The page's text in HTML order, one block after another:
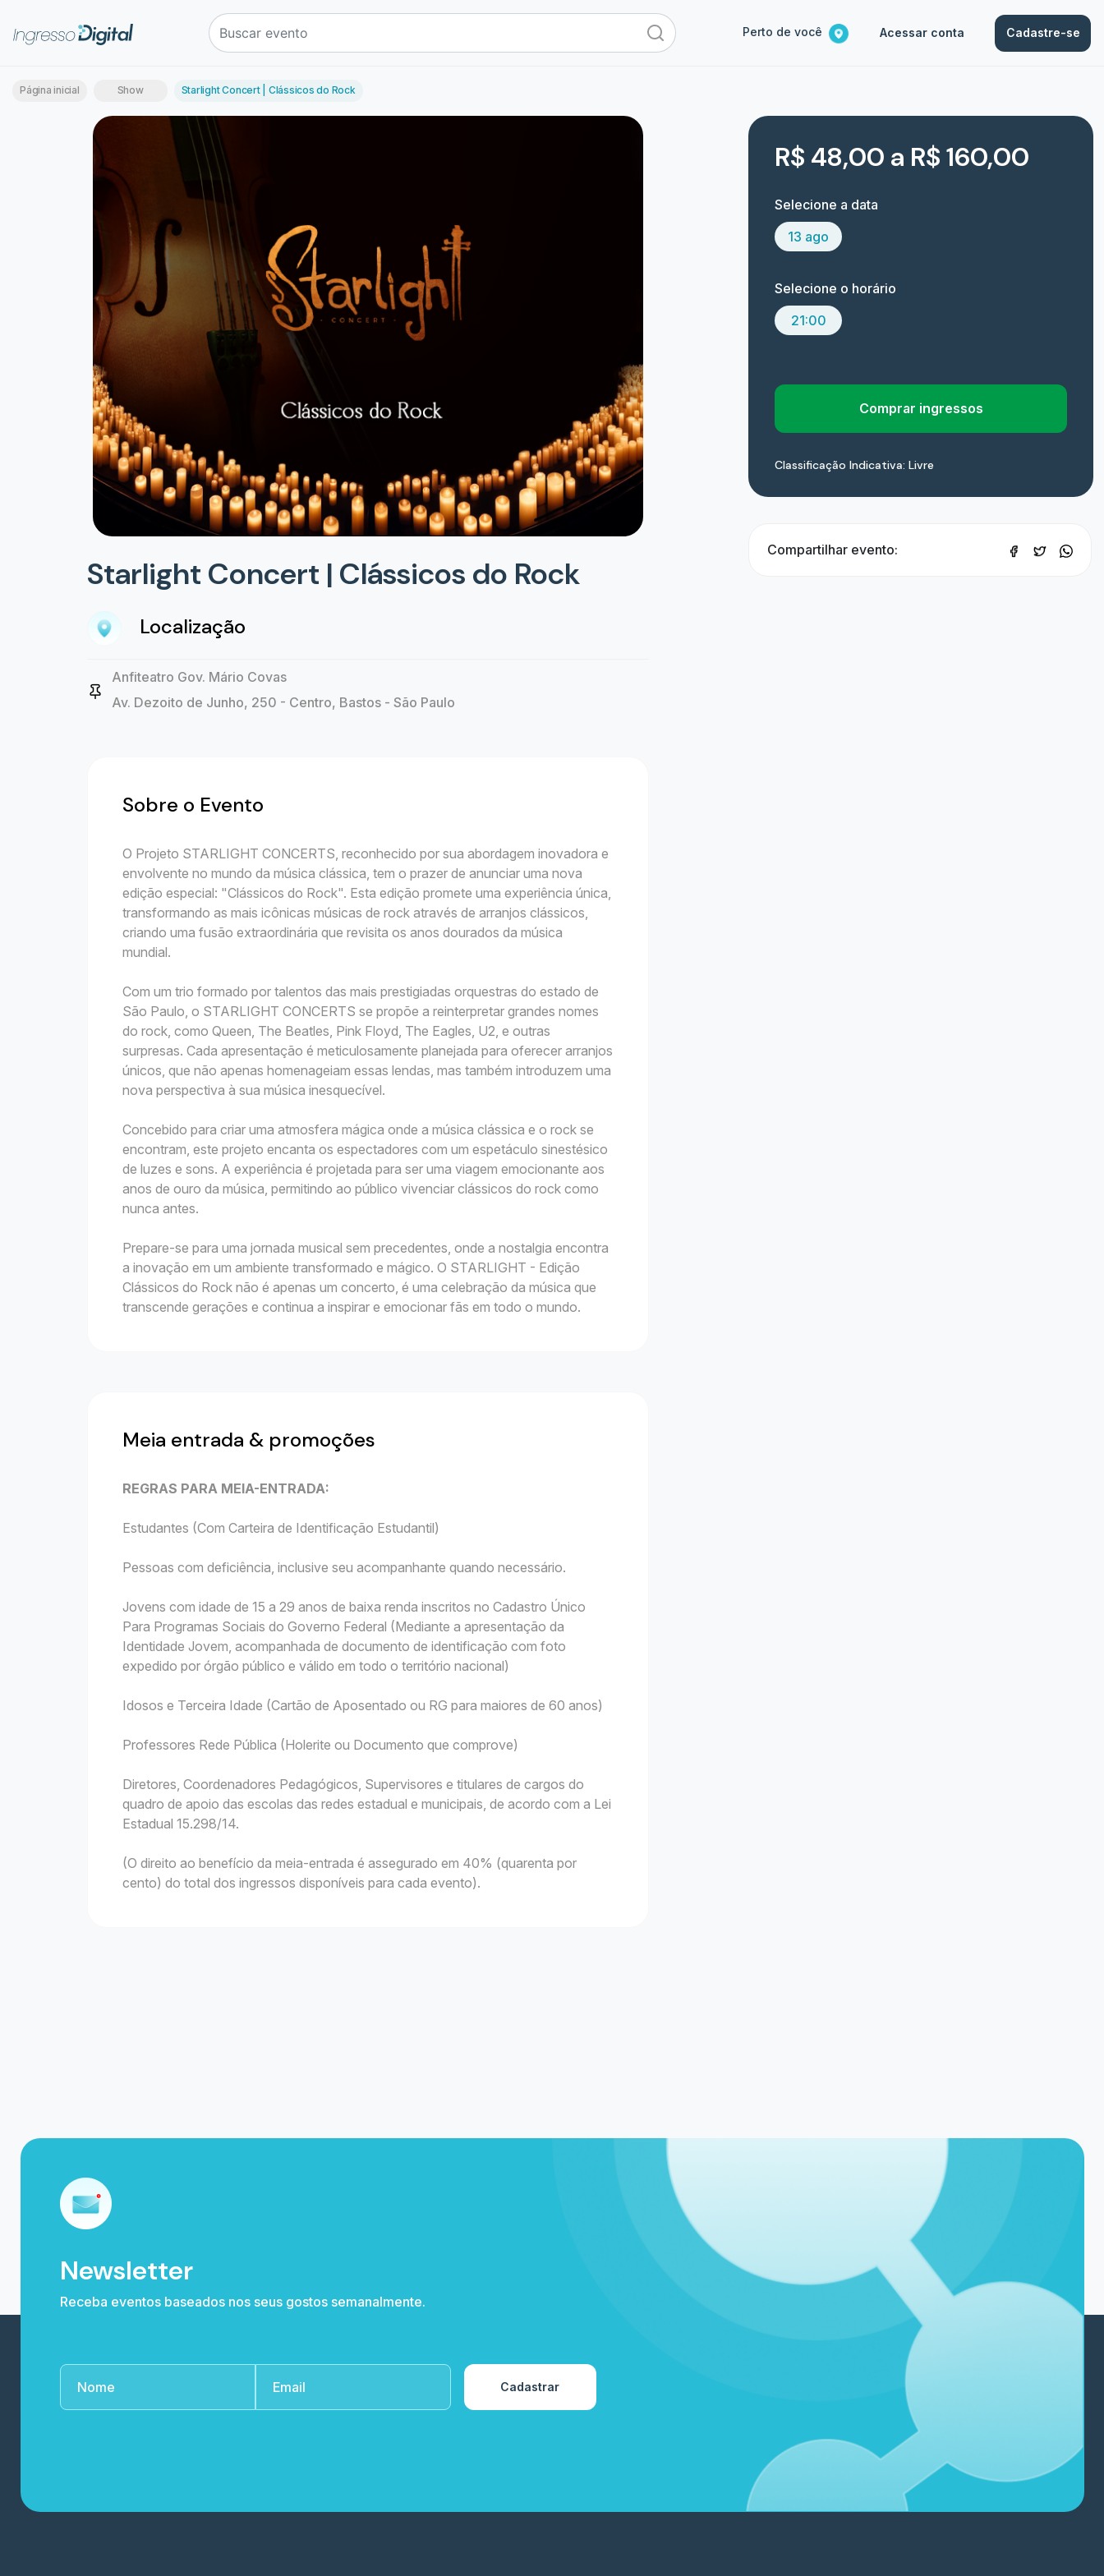
Perto de você Acessar conta Cadastre-se
Página inicial Show Starlight Concert | Clássicos do Rock
Starlight Concert | Clássicos do Rock
Localização
Anfiteatro Gov. Mário Covas
Av. Dezoito de Junho, 250 - Centro, Bastos - São Paulo
Sobre o Evento
O Projeto STARLIGHT CONCERTS, reconhecido por sua abordagem inovadora e
envolvente no mundo da música clássica, tem o prazer de anunciar uma nova
edição especial: "Clássicos do Rock". Esta edição promete uma experiência única,
transformando as mais icônicas músicas de rock através de arranjos clássicos,
criando uma fusão extraordinária que revisita os anos dourados da música
mundial.
Com um trio formado por talentos das mais prestigiadas orquestras do estado de
São Paulo, o STARLIGHT CONCERTS se propõe a reinterpretar grandes nomes
do rock, como Queen, The Beatles, Pink Floyd, The Eagles, U2, e outras
surpresas. Cada apresentação é meticulosamente planejada para oferecer arranjos
únicos, que não apenas homenageiam essas lendas, mas também introduzem uma
nova perspectiva à sua música inesquecível.
Concebido para criar uma atmosfera mágica onde a música clássica e o rock se
encontram, este projeto encanta os espectadores com um espetáculo sinestésico
de luzes e sons. A experiência é projetada para ser uma viagem emocionante aos
anos de ouro da música, permitindo ao público vivenciar clássicos do rock como
nunca antes.
Prepare-se para uma jornada musical sem precedentes, onde a nostalgia encontra
a inovação em um ambiente transformado e mágico. O STARLIGHT - Edição
Clássicos do Rock não é apenas um concerto, é uma celebração da música que
transcende gerações e continua a inspirar e emocionar fãs em todo o mundo.
Meia entrada & promoções
REGRAS PARA MEIA-ENTRADA:
Estudantes (Com Carteira de Identificação Estudantil)
Pessoas com deficiência, inclusive seu acompanhante quando necessário.
Jovens com idade de 15 a 29 anos de baixa renda inscritos no Cadastro Único
Para Programas Sociais do Governo Federal (Mediante a apresentação da
Identidade Jovem, acompanhada de documento de identificação com foto
expedido por órgão público e válido em todo o território nacional)
Idosos e Terceira Idade (Cartão de Aposentado ou RG para maiores de 60 anos)
Professores Rede Pública (Holerite ou Documento que comprove)
Diretores, Coordenadores Pedagógicos, Supervisores e titulares de cargos do
quadro de apoio das escolas das redes estadual e municipais, de acordo com a Lei
Estadual 15.298/14.
(O direito ao benefício da meia-entrada é assegurado em 40% (quarenta por
cento) do total dos ingressos disponíveis para cada evento).
R$ 48,00 a R$ 160,00
Selecione a data
13 ago
Selecione o horário
21:00
Comprar ingressos
Classificação Indicativa: Livre
Compartilhar evento:
Newsletter
Receba eventos baseados nos seus gostos semanalmente.
Cadastrar